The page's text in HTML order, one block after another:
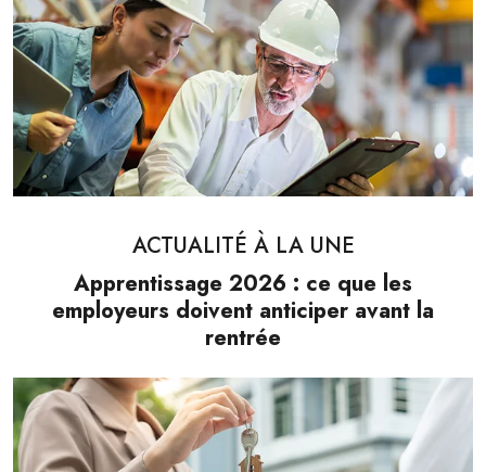
ACTUALITÉ À LA UNE
Apprentissage 2026 : ce que les
employeurs doivent anticiper avant la
rentrée